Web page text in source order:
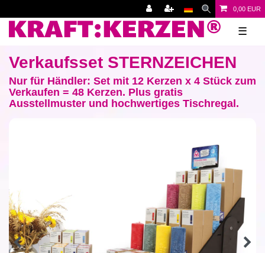
0,00 EUR
☰
Verkaufsset STERNZEICHEN
Nur für Händler: Set mit 12 Kerzen x 4 Stück zum
Verkaufen = 48 Kerzen. Plus gratis
Ausstellmuster und hochwertiges Tischregal.